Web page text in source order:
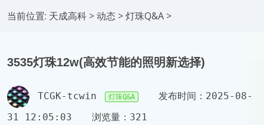
当前位置: 天成高科 >动态 >灯珠Q&A >
3535灯珠12w(高效节能的照明新选择)
TCGK-tcwin 灯珠Q&A
发布时间：2025-08-
31 12:05:03
浏览量：321